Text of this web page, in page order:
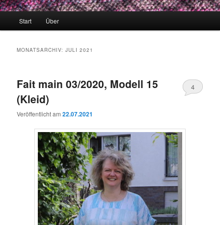
Start Über
MONATSARCHIV:JULI 2021
Fait main 03/2020, Modell 15
(Kleid)
Veröffentlicht am22.07.2021
4